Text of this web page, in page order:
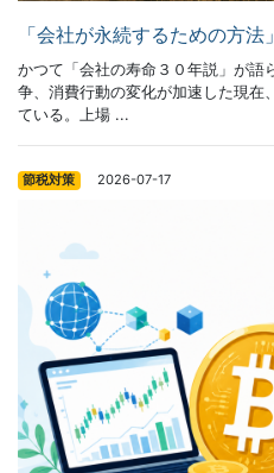
「会社が永続するための方
かつて「会社の寿命３０年説」が語
争、消費行動の変化が加速した現在
ている。上場 ...
節税対策 2026-07-17